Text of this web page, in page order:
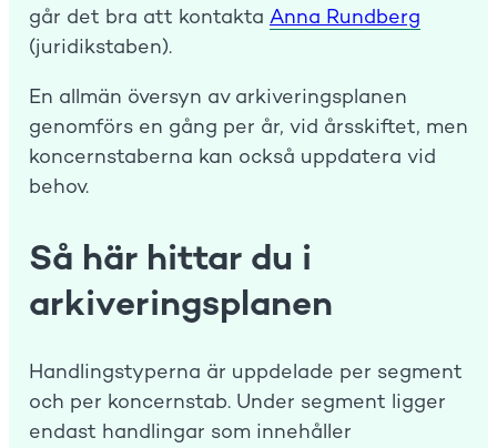
går det bra att kontakta Anna Rundberg
(juridikstaben).
En allmän översyn av arkiveringsplanen
genomförs en gång per år, vid årsskiftet, men
koncernstaberna kan också uppdatera vid
behov.
Så här hittar du i
arkiveringsplanen
Handlingstyperna är uppdelade per segment
och per koncernstab. Under segment ligger
endast handlingar som innehåller